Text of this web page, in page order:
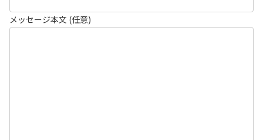
メッセージ本文 (任意)